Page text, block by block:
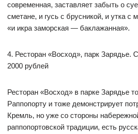
современная, заставляет забыть о
сметане, и гусь с брусникой, и утка с
«и икра заморская — баклажанная».
4. Ресторан «Восход», парк Зарядье.
2000 рублей
Ресторан «Восход» в парке Зарядье
Раппопорту и тоже демонстрирует
Кремль, но уже со стороны
раппопортовской традиции, есть